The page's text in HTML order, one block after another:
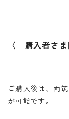
〈 購入者さ
ご購入後は、両
が可能です。